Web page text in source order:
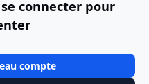
connecter pour
compte